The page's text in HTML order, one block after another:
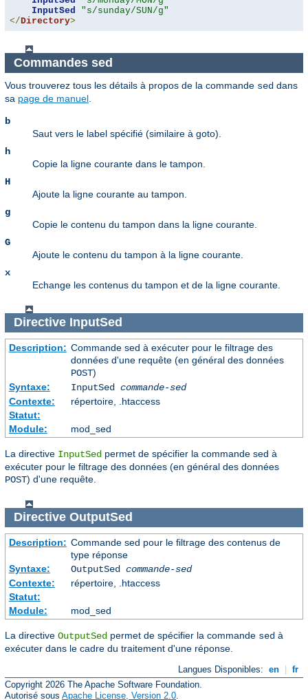
InputSed
"s/sunday/SUN/g"
</Directory>
Commandes sed
Vous trouverez tous les détails à propos de la commande sed dans
sa page de manuel
b
Saut vers le label spécifié (similaire à goto).
h
Copie la ligne courante dans le tampon.
H
Ajoute la ligne courante au tampon.
g
Copie le contenu du tampon dans la ligne courante.
G
Ajoute le contenu du tampon à la ligne courante.
x
Echange les contenus du tampon et de la ligne courante.
Directive InputSed
Description: Commande sed à exécuter pour le filtrage des
données d'une requête (en général des données
POST)
Syntaxe:
InputSed commande-sed
Contexte:
répertoire, .htaccess
Statut:
Module:
mod_sed
La directive InputSed permet de spécifier la commande sed à
exécuter pour le filtrage des données (en général des données
POST) d'une requête.
Directive OutputSed
Description: Commande sed pour le filtrage des contenus de
type réponse
Syntaxe:
OutputSed commande-sed
Contexte:
répertoire, .htaccess
Statut:
Module:
mod_sed
La directive OutputSed permet de spécifier la commande sed à
exécuter dans le cadre du traitement d'une réponse.
Langues Disponibles: en
fr
Copyright 2026 The Apache Software Foundation.
Autorisé sous Apache License, Version 2.0.